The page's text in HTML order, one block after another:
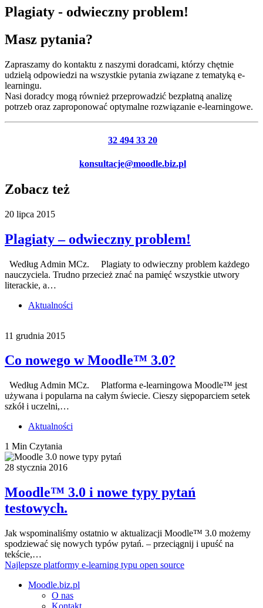
Plagiaty - odwieczny problem!
Masz pytania?
Zapraszamy do kontaktu z naszymi doradcami, którzy chętnie
udzielą odpowiedzi na wszystkie pytania związane z tematyką e-
learningu.
Nasi doradcy mogą również przeprowadzić bezpłatną analizę
potrzeb oraz zaproponować optymalne rozwiązanie e-learningowe.
32 494 33 20
konsultacje@moodle.biz.pl
Zobacz też
20 lipca 2015
Plagiaty – odwieczny problem!
Według Admin MCz. Plagiaty to odwieczny problem każdego
nauczyciela. Trudno przecież znać na pamięć wszystkie utwory
literackie, a…
Aktualności
11 grudnia 2015
Co nowego w Moodle™ 3.0?
Według Admin MCz. Platforma e-learningowa Moodle™ jest
używana i popularna na całym świecie. Cieszy siępoparciem setek
szkół i uczelni,…
Aktualności
1 Min Czytania
28 stycznia 2016
Moodle™ 3.0 i nowe typy pytań
testowych.
Jak wspominaliśmy ostatnio w aktualizacji Moodle™ 3.0 możemy
spodziewać się nowych typów pytań. – przeciągnij i upuść na
tekście,…
Najlepsze platformy e-learning typu open source
Moodle.biz.pl
O nas